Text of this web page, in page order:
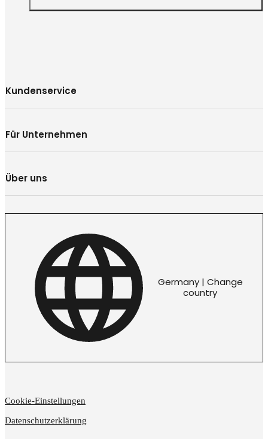
Kundenservice
Für Unternehmen
Über uns
Germany | Change
country
Cookie-Einstellungen
Datenschutzerklärung